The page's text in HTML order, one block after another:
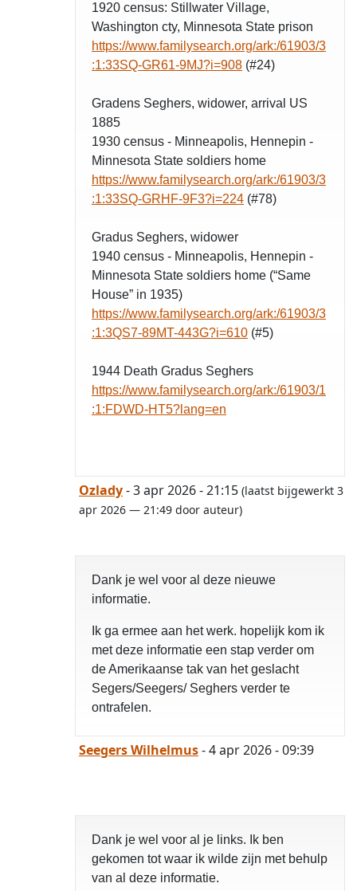
1920 census: Stillwater Village,
Washington cty, Minnesota State prison
https://www.familysearch.org/ark:/61903/3
:1:33SQ-GR61-9MJ?i=908 (#24)
Gradens Seghers, widower, arrival US
1885
1930 census - Minneapolis, Hennepin -
Minnesota State soldiers home
https://www.familysearch.org/ark:/61903/3
:1:33SQ-GRHF-9F3?i=224 (#78)
Gradus Seghers, widower
1940 census - Minneapolis, Hennepin -
Minnesota State soldiers home (“Same
House” in 1935)
https://www.familysearch.org/ark:/61903/3
:1:3QS7-89MT-443G?i=610 (#5)
1944 Death Gradus Seghers
https://www.familysearch.org/ark:/61903/1
:1:FDWD-HT5?lang=en
Ozlady- 3 apr 2026 - 21:15 (laatst bijgewerkt 3
apr 2026 — 21:49 door auteur)
Dank je wel voor al deze nieuwe
informatie.
Ik ga ermee aan het werk. hopelijk kom ik
met deze informatie een stap verder om
de Amerikaanse tak van het geslacht
Segers/Seegers/ Seghers verder te
ontrafelen.
Seegers Wilhelmus- 4 apr 2026 - 09:39
Dank je wel voor al je links. Ik ben
gekomen tot waar ik wilde zijn met behulp
van al deze informatie.
opgelost